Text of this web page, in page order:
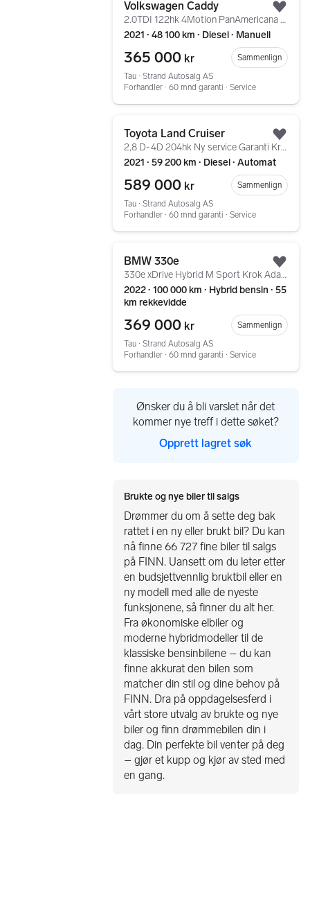
Volkswagen Caddy
2.0TDI 122hk 4Motion PanAmericana Krok Webasto LED ACC
2021 ∙ 48 100 km ∙ Diesel ∙ Manuell
365 000 kr
Sammenlign
Tau ∙ Strand Autosalg AS
Forhandler ∙ 60 mnd garanti ∙ Service
Toyota Land Cruiser
2,8 D-4D 204hk Ny service Garanti Krok Ryggekamera ++
2021 ∙ 59 200 km ∙ Diesel ∙ Automat
589 000 kr
Sammenlign
Tau ∙ Strand Autosalg AS
Forhandler ∙ 60 mnd garanti ∙ Service
BMW 330e
330e xDrive Hybrid M Sport Krok AdaptivCruise
2022 ∙ 100 000 km ∙ Hybrid bensin ∙ 55
km rekkevidde
369 000 kr
Sammenlign
Tau ∙ Strand Autosalg AS
Forhandler ∙ 60 mnd garanti ∙ Service
Ønsker du å bli varslet når det
kommer nye treff i dette søket?
Opprett lagret søk
Brukte og nye biler til salgs
Drømmer du om å sette deg bak
rattet i en ny eller brukt bil? Du kan
nå finne 66 727 fine biler til salgs
på FINN. Uansett om du leter etter
en budsjettvennlig bruktbil eller en
ny modell med alle de nyeste
funksjonene, så finner du alt her.
Fra økonomiske elbiler og
moderne hybridmodeller til de
klassiske bensinbilene – du kan
finne akkurat den bilen som
matcher din stil og dine behov på
FINN. Dra på oppdagelsesferd i
vårt store utvalg av brukte og nye
biler og finn drømmebilen din i
dag. Din perfekte bil venter på deg
– gjør et kupp og kjør av sted med
en gang.